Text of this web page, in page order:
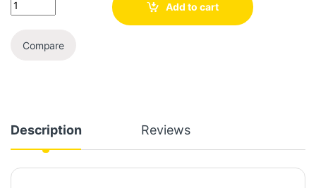
Add to cart
Compare
Description Reviews